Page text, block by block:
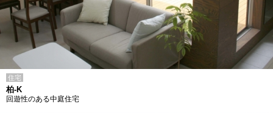
住宅
柏-K
回遊性のある中庭住宅